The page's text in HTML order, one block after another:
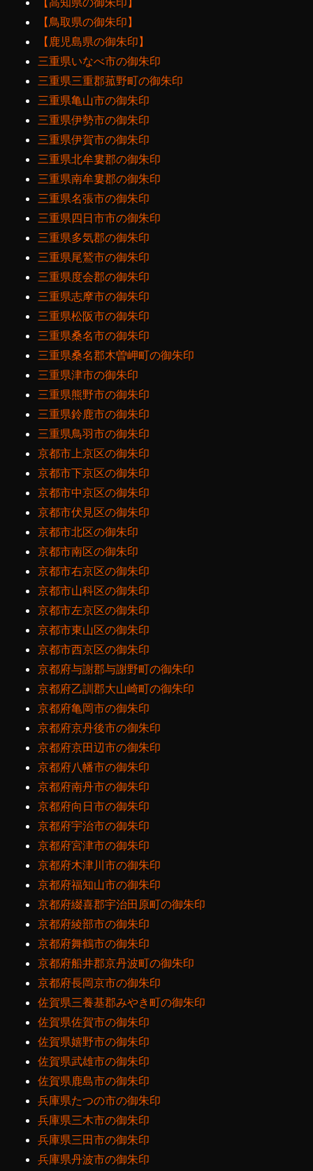
【鳥取県の御朱印】
【鹿児島県の御朱印】
三重県いなべ市の御朱印
三重県三重郡菰野町の御朱印
三重県亀山市の御朱印
三重県伊勢市の御朱印
三重県伊賀市の御朱印
三重県北牟婁郡の御朱印
三重県南牟婁郡の御朱印
三重県名張市の御朱印
三重県四日市市の御朱印
三重県多気郡の御朱印
三重県尾鷲市の御朱印
三重県度会郡の御朱印
三重県志摩市の御朱印
三重県松阪市の御朱印
三重県桑名市の御朱印
三重県桑名郡木曽岬町の御朱印
三重県津市の御朱印
三重県熊野市の御朱印
三重県鈴鹿市の御朱印
三重県鳥羽市の御朱印
京都市上京区の御朱印
京都市下京区の御朱印
京都市中京区の御朱印
京都市伏見区の御朱印
京都市北区の御朱印
京都市南区の御朱印
京都市右京区の御朱印
京都市山科区の御朱印
京都市左京区の御朱印
京都市東山区の御朱印
京都市西京区の御朱印
京都府与謝郡与謝野町の御朱印
京都府乙訓郡大山崎町の御朱印
京都府亀岡市の御朱印
京都府京丹後市の御朱印
京都府京田辺市の御朱印
京都府八幡市の御朱印
京都府南丹市の御朱印
京都府向日市の御朱印
京都府宇治市の御朱印
京都府宮津市の御朱印
京都府木津川市の御朱印
京都府福知山市の御朱印
京都府綴喜郡宇治田原町の御朱印
京都府綾部市の御朱印
京都府舞鶴市の御朱印
京都府船井郡京丹波町の御朱印
京都府長岡京市の御朱印
佐賀県三養基郡みやき町の御朱印
佐賀県佐賀市の御朱印
佐賀県嬉野市の御朱印
佐賀県武雄市の御朱印
佐賀県鹿島市の御朱印
兵庫県たつの市の御朱印
兵庫県三木市の御朱印
兵庫県三田市の御朱印
兵庫県丹波市の御朱印